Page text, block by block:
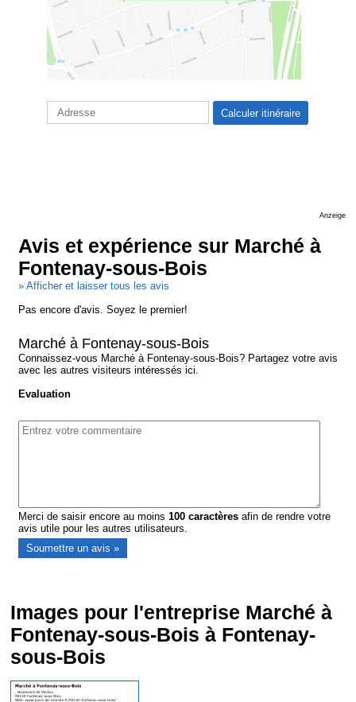
Anzeige
Avis et expérience sur Marché à
Fontenay-sous-Bois
» Afficher et laisser tous les avis
Pas encore d'avis. Soyez le premier!
Marché à Fontenay-sous-Bois
Connaissez-vous Marché à Fontenay-sous-Bois? Partagez votre avis
avec les autres visiteurs intéressés ici.
Evaluation
Merci de saisir encore au moins100 caractères afin de rendre votre
avis utile pour les autres utilisateurs.
Images pour l'entreprise Marché à
Fontenay-sous-Bois à Fontenay-
sous-Bois